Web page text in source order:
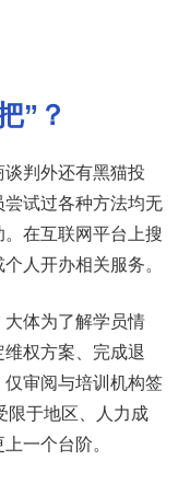
”？
判外还有黑猫投
试过各种方法均无
在互联网平台上搜
人开办相关服务。
体为了解学员情
权方案、完成退
审阅与培训机构签
限于地区、人力成
一个台阶。